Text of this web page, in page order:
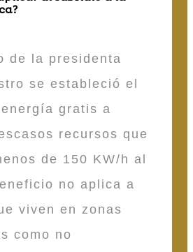
de la presidenta
se estableció el
gratis a
recursos que
de 150 KW/h al
no aplica a
viven en zonas
como no